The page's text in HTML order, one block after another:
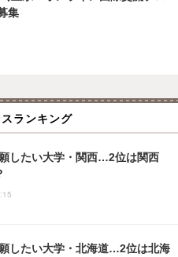
集
ランキング
したい大学・関西…2位は関西
したい大学・北海道…2位は北海